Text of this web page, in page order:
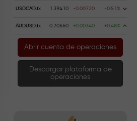
USDCAD.fx 1.39410 -0.00720 -0.51%
AUDUSD.fx 0.70660 +0.00340 +0.48%
Abrir cuenta de operaciones
Descargar plataforma de
operaciones